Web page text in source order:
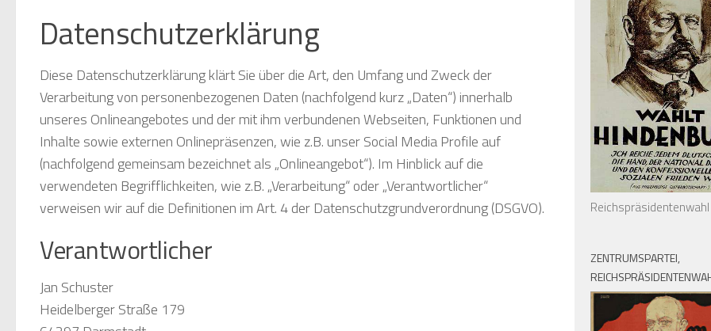
Datenschutzerklärung
Diese Datenschutzerklärung klärt Sie über die Art, den Umfang und Zweck der
Verarbeitung von personenbezogenen Daten (nachfolgend kurz „Daten“) innerhalb
unseres Onlineangebotes und der mit ihm verbundenen Webseiten, Funktionen und
Inhalte sowie externen Onlinepräsenzen, wie z.B. unser Social Media Profile auf
(nachfolgend gemeinsam bezeichnet als „Onlineangebot“). Im Hinblick auf die
verwendeten Begrifflichkeiten, wie z.B. „Verarbeitung“ oder „Verantwortlicher“
verweisen wir auf die Definitionen im Art. 4 der Datenschutzgrundverordnung (DSGVO).
Verantwortlicher
Jan Schuster
Heidelberger Straße 179
ZENTRUMSPARTEI,